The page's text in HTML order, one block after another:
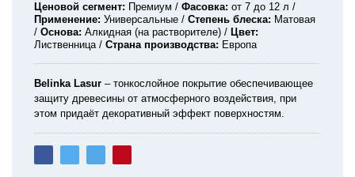
Ценовой сегмент Премиум Фасовка от 7 до 12 л
Применение Универсальные Степень блеска
Матовая
Основа Алкидная (на растворителе)
Цвет
Лиственница
Страна производства Европа
Belinka Lasur – тонкослойное покрытие обеспечивающее
защиту древесины от атмосферного воздействия, при
этом придаёт декоративный эффект поверхностям.